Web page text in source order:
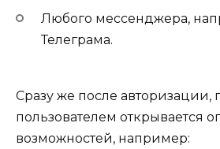
Любого мессенджера,
Телеграма.
Сразу же после авторизации,
пользователем открывается
возможностей, например: